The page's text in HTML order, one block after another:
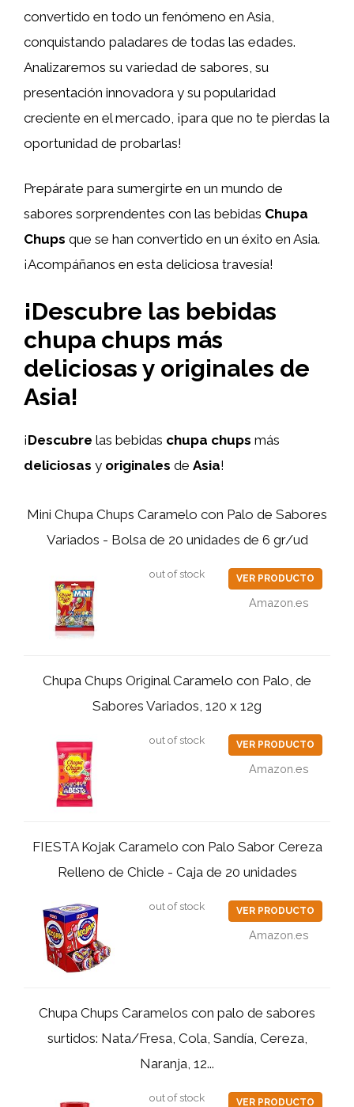
convertido en todo un fenómeno en Asia,
conquistando paladares de todas las edades.
Analizaremos su variedad de sabores, su
presentación innovadora y su popularidad
creciente en el mercado, ¡para que no te pierdas la
oportunidad de probarlas!
Prepárate para sumergirte en un mundo de
sabores sorprendentes con las bebidas Chupa
Chups que se han convertido en un éxito en Asia.
¡Acompáñanos en esta deliciosa travesía!
¡Descubre las bebidas
chupa chups más
deliciosas y originales de
Asia!
¡Descubre las bebidas chupa chups más
deliciosas y originales de Asia!
Mini Chupa Chups Caramelo con Palo de Sabores
Variados - Bolsa de 20 unidades de 6 gr/ud
out of stock VER PRODUCTO
Amazon.es
Chupa Chups Original Caramelo con Palo, de
Sabores Variados, 120 x 12g
out of stock VER PRODUCTO
Amazon.es
FIESTA Kojak Caramelo con Palo Sabor Cereza
Relleno de Chicle - Caja de 20 unidades
out of stock VER PRODUCTO
Amazon.es
Chupa Chups Caramelos con palo de sabores
surtidos: Nata/Fresa, Cola, Sandía, Cereza,
Naranja, 12...
out of stock VER PRODUCTO